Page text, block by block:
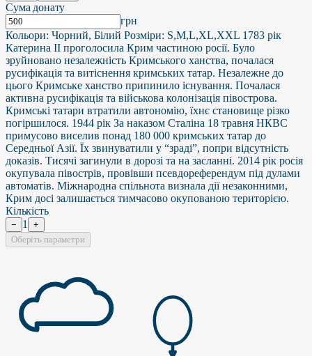
Сума донату
грн
Кольори: Чорний, Білий Розміри: S,M,L,XL,XXL 1783 рік
Катерина II проголосила Крим частиною росії. Було
зруйновано незалежність Кримського ханства, почалася
русифікація та витіснення кримських татар. Незалежне до
цього Кримське ханство припинило існування. Почалася
активна русифікація та військова колонізація півострова.
Кримські татари втратили автономію, їхнє становище різко
погіршилося. 1944 рік За наказом Сталіна 18 травня НКВС
примусово виселив понад 180 000 кримських татар до
Середньої Азії. Їх звинуватили у “зраді”, попри відсутність
доказів. Тисячі загинули в дорозі та на засланні. 2014 рік росія
окупувала півострів, провівши псевдореферендум під дулами
автоматів. Міжнародна спільнота визнала дії незаконними,
Крим досі залишається тимчасово окупованою територією.
Кількість
− 1
+
Оберіть параметри